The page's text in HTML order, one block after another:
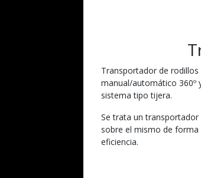
Transportador de
manual/automático 360º
sistema tipo tijera.
Se trata un
sobre el mismo de
eficiencia.